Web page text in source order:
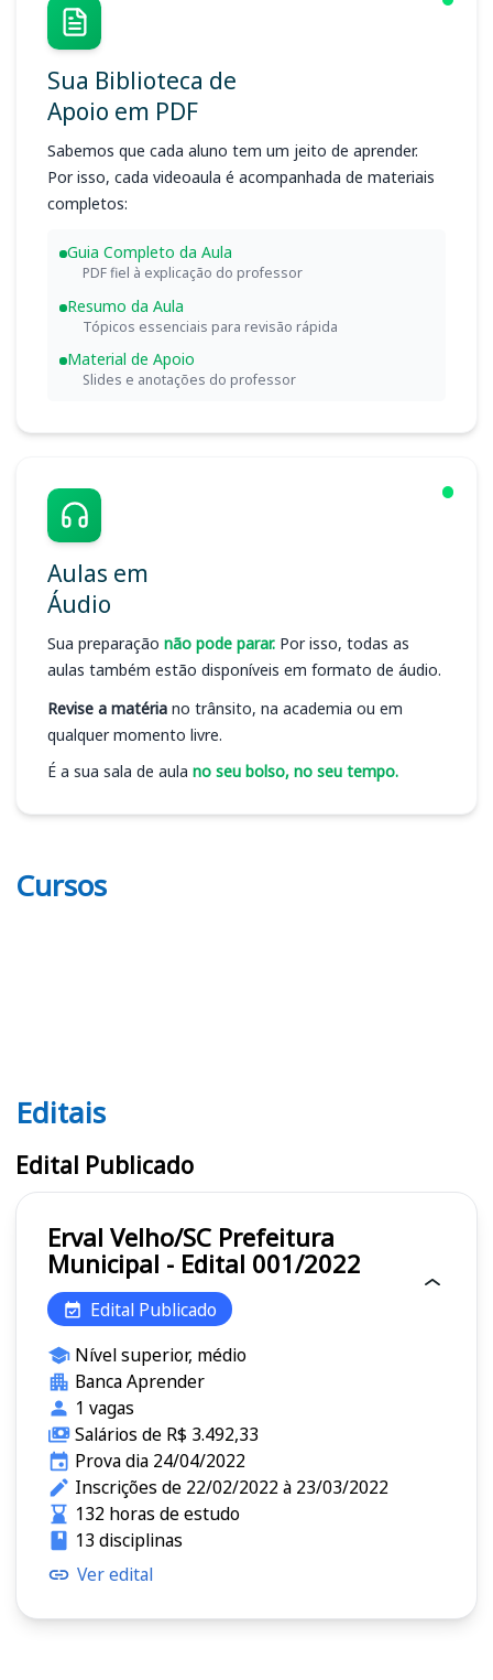
Sua Biblioteca de
Apoio em PDF
Sabemos que cada aluno tem um jeito de aprender.
Por isso, cada videoaula é acompanhada de materiais
completos:
Guia Completo da Aula
PDF fiel à explicação do professor
Resumo da Aula
Tópicos essenciais para revisão rápida
Material de Apoio
Slides e anotações do professor
Aulas em
Áudio
Sua preparação não pode parar. Por isso, todas as
aulas também estão disponíveis em formato de áudio.
Revise a matéria no trânsito, na academia ou em
qualquer momento livre.
É a sua sala de aula no seu bolso, no seu tempo.
Cursos
Editais
Editais
Edital Publicado
Erval Velho/SC Prefeitura
Municipal - Edital 001/2022
Edital Publicado
Nível superior, médio
Banca Aprender
1 vagas
Salários de R$ 3.492,33
Prova dia 24/04/2022
Inscrições de 22/02/2022 à 23/03/2022
132 horas de estudo
13 disciplinas
Ver edital